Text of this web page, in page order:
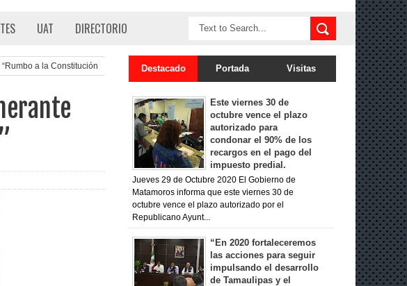
UAT DIRECTORIO
a la Constitución
Destacado Portada Visitas
Este viernes 30 de
octubre vence el plazo
autorizado para
condonar el 90% de los
recargos en el pago del
impuesto predial.
Jueves 29 de Octubre 2020 El Gobierno de
Matamoros informa que este viernes 30 de
octubre vence el plazo autorizado por el
Republicano Ayunt...
“En 2020 fortaleceremos
las acciones para seguir
impulsando el desarrollo
de Tamaulipas y el